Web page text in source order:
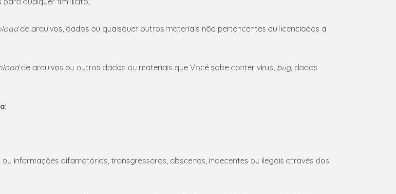
de arquivos, dados ou quaisquer outros materiais não pertencentes ou licenciados a
de arquivos ou outros dados ou materiais que Você sabe conter vírus, bug, dados
;
ou informações difamatórias, transgressoras, obscenas, indecentes ou ilegais através dos